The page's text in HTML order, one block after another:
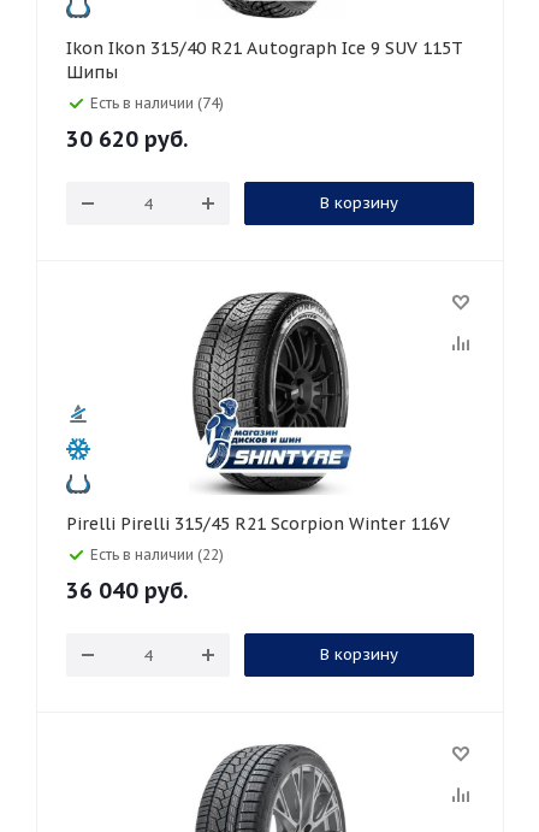
Ikon Ikon 315/40 R21 Autograph Ice 9 SUV 115T
Шипы
Есть в наличии (74)
30 620 руб.
В корзину
Pirelli Pirelli 315/45 R21 Scorpion Winter 116V
Есть в наличии (22)
36 040 руб.
В корзину